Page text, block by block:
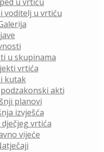
voditelj u vrtiću
u skupinama
vrtića
kutak
akti
planovi
izvješća
vrtića
vijeće